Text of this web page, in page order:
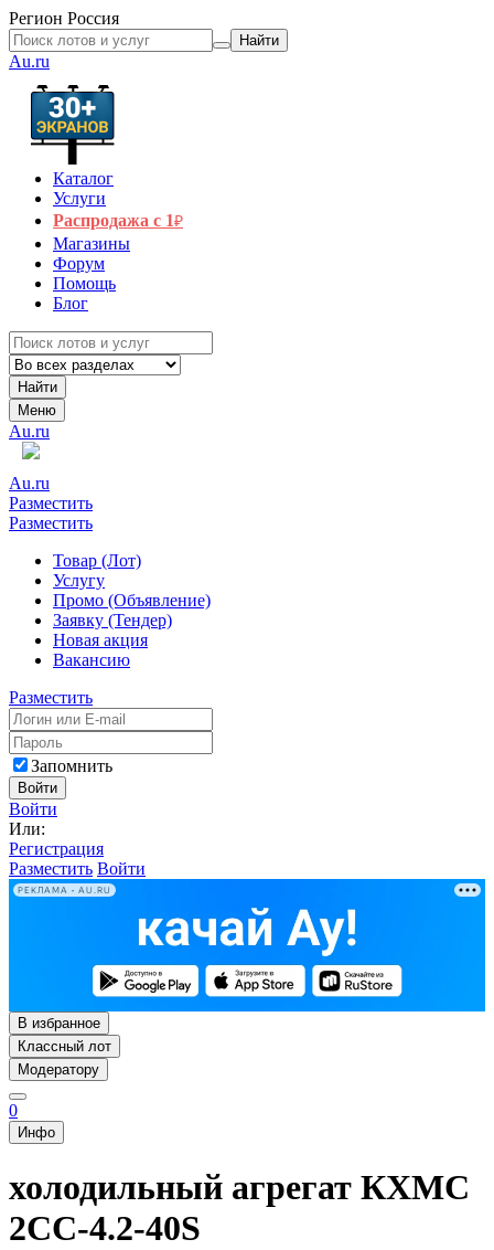
Регион Россия
Найти
Au.ru
Каталог
Услуги
Распродажа с 1₽
Магазины
Форум
Помощь
Блог
Найти
Меню
Au.ru
Au.ru
Разместить
Разместить
Товар (Лот)
Услугу
Промо (Объявление)
Заявку (Тендер)
Новая акция
Вакансию
Разместить
Запомнить
Войти
Войти
Или:
Регистрация
Разместить Войти
РЕКЛАМА • AU.RU
В избранное
Классный лот
Модератору
0
Инфо
холодильный агрегат КХМС
2CC-4.2-40S